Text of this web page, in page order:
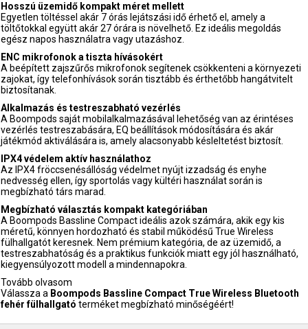
Hosszú üzemidő kompakt méret mellett
Egyetlen töltéssel akár 7 órás lejátszási idő érhető el, amely a
töltőtokkal együtt akár 27 órára is növelhető. Ez ideális megoldás
egész napos használatra vagy utazáshoz.
ENC mikrofonok a tiszta hívásokért
A beépített zajszűrős mikrofonok segítenek csökkenteni a környezeti
zajokat, így telefonhívások során tisztább és érthetőbb hangátvitelt
biztosítanak.
Alkalmazás és testreszabható vezérlés
A Boompods saját mobilalkalmazásával lehetőség van az érintéses
vezérlés testreszabására, EQ beállítások módosítására és akár
játékmód aktiválására is, amely alacsonyabb késleltetést biztosít.
IPX4 védelem aktív használathoz
Az IPX4 fröccsenésállóság védelmet nyújt izzadság és enyhe
nedvesség ellen, így sportolás vagy kültéri használat során is
megbízható társ marad.
Megbízható választás kompakt kategóriában
A Boompods Bassline Compact ideális azok számára, akik egy kis
méretű, könnyen hordozható és stabil működésű True Wireless
fülhallgatót keresnek. Nem prémium kategória, de az üzemidő, a
testreszabhatóság és a praktikus funkciók miatt egy jól használható,
kiegyensúlyozott modell a mindennapokra.
Tovább olvasom
Válassza a Boompods Bassline Compact True Wireless Bluetooth
fehér fülhallgató terméket megbízható minőségéért!